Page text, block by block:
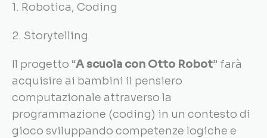
1. Robotica, Coding
2. Storytelling
Il progetto “A scuola con Otto Robot” farà
acquisire ai bambini il pensiero
computazionale attraverso la
programmazione (coding) in un contesto di
gioco sviluppando competenze logiche e